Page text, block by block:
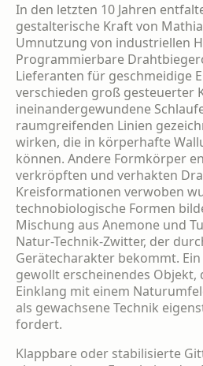
In den letzten 10 Jahren
gestalterische Kraft von
Umnutzung von industriellen
Programmierbare
Lieferanten für geschmei­dige
verschieden groß gesteuerter
ineinander­gewundene
raumgrei­fenden Linien
wirken, die in körperhafte
können. Andere Formkörper
verkröpften und verhakten
Kreisformationen verwoben
technobiologische Formen
Mischung aus Anemone und
Natur-Technik-Zwitter, der
Gerätecharakter bekommt.
gewollt erschei­nendes Objekt,
Einklang mit einem
als gewachsene Technik
fordert.
Klappbare oder stabilisierte